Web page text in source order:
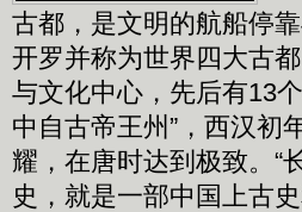
古都，是文明的航船停
开罗并称为世界四大古
与文化中心，先后有13
中自古帝王州”，西汉初
耀，在唐时达到极致。“
史，就是一部中国上古